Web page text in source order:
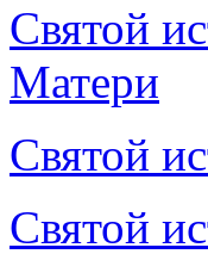
Святой
Матери
Святой
Святой